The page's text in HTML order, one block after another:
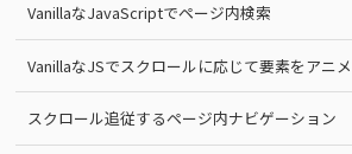
VanillaなJavaScriptでページ内検索
VanillaなJSでスクロールに応じて要素をアニ
スクロール追従するページ内ナビゲーション